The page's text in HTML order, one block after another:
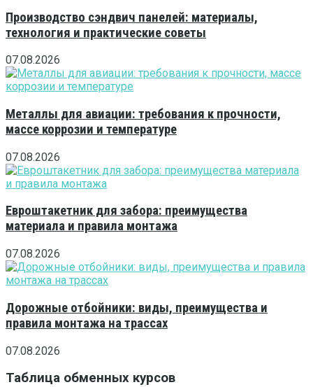
Производство сэндвич панелей: материалы,
технология и практические советы
07.08.2026
Металлы для авиации: требования к прочности,
массе коррозии и температуре
07.08.2026
Евроштакетник для забора: преимущества
материала и правила монтажа
07.08.2026
Дорожные отбойники: виды, преимущества и
правила монтажа на трассах
07.08.2026
Таблица обменных курсов